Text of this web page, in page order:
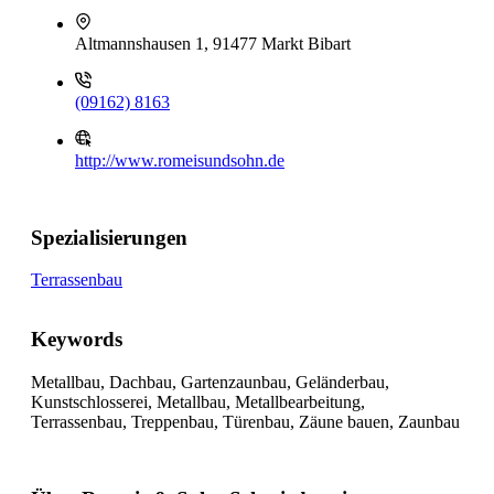
Altmannshausen 1, 91477 Markt Bibart
(09162) 8163
http://www.romeisundsohn.de
Spezialisierungen
Terrassenbau
Keywords
Metallbau, Dachbau, Gartenzaunbau, Geländerbau,
Kunstschlosserei, Metallbau, Metallbearbeitung,
Terrassenbau, Treppenbau, Türenbau, Zäune bauen, Zaunbau